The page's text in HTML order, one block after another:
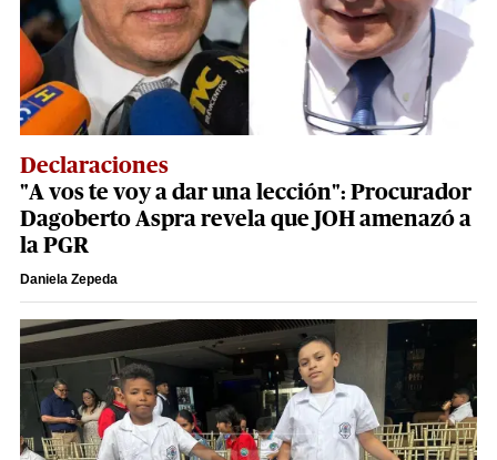
Declaraciones
"A vos te voy a dar una lección": Procurador
Dagoberto Aspra revela que JOH amenazó a
la PGR
Daniela Zepeda